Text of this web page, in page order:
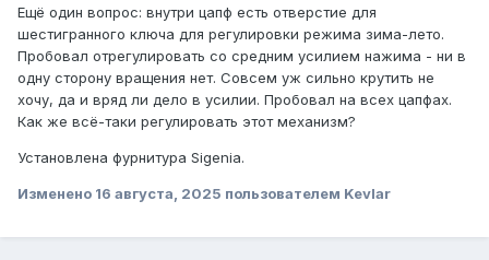
Ещё один вопрос: внутри цапф есть отверстие для
шестигранного ключа для регулировки режима зима-лето.
Пробовал отрегулировать со средним усилием нажима - ни в
одну сторону вращения нет. Совсем уж сильно крутить не
хочу, да и вряд ли дело в усилии. Пробовал на всех цапфах.
Как же всё-таки регулировать этот механизм?
Установлена фурнитура Sigenia.
Изменено 16 августа, 2025 пользователем Kevlar